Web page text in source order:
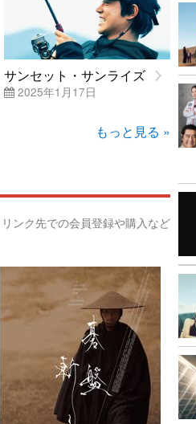
サンセット・サンライズ
2025年1月17日
もっと見る »
ンク先での会員登録や購入など